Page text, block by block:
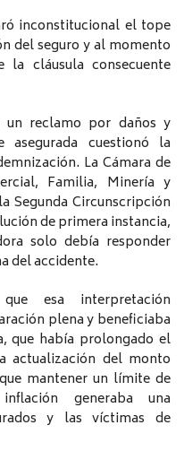
inconstitucional el tope
del seguro y al momento
cláusula consecuente
reclamo por daños y
cuestionó la
La Cámara de
Familia, Minería y
Segunda Circunscripción
de primera instancia,
solo debía responder
del accidente.
esa interpretación
plena y beneficiaba
que había prolongado el
actualización del monto
mantener un límite de
generaba una
y las víctimas de